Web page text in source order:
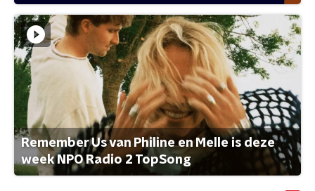
Remember Us van Philine en Melle is deze
week NPO Radio 2 TopSong